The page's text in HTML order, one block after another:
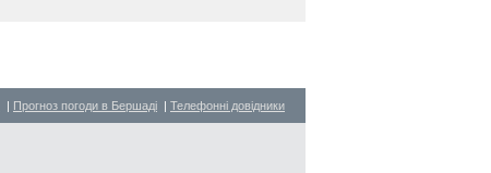
| Прогноз погоди в Бершаді | Телефонні довідники